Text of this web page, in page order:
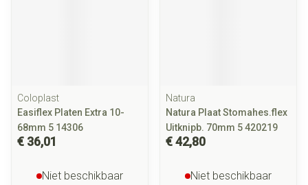
Coloplast
Easiflex Platen Extra 10-
68mm 5 14306
€ 36,01
Niet beschikbaar
Natura
Natura Plaat Stomahes.flex
Uitknipb. 70mm 5 420219
€ 42,80
Niet beschikbaar